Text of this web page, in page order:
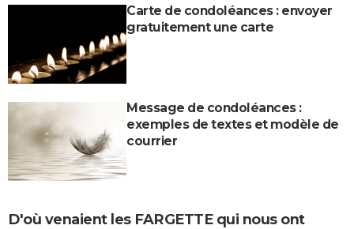
Carte de condoléances : envoyer
gratuitement une carte
Message de condoléances :
exemples de textes et modèle de
courrier
D'où venaient les FARGETTE qui nous ont